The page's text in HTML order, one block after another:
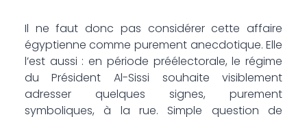
Il ne faut donc pas considérer cette affaire
égyptienne comme purement anecdotique. Elle
l’est aussi : en période préélectorale, le régime
du Président Al-Sissi souhaite visiblement
adresser quelques signes, purement
symboliques, à la rue. Simple question de